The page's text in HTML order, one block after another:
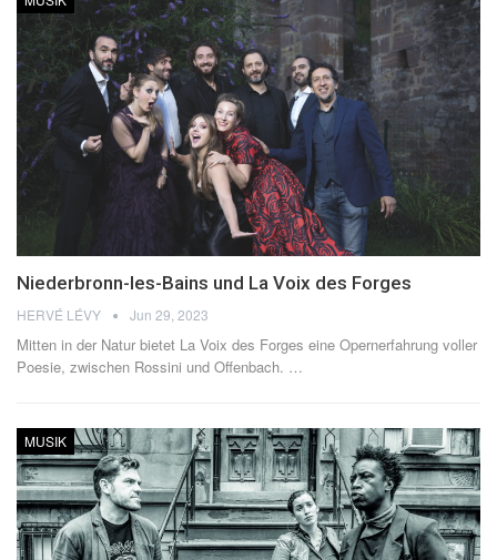
Niederbronn-les-Bains und La Voix des Forges
HERVÉ LÉVY Jun 29, 2023
Mitten in der Natur bietet La Voix des Forges eine Opernerfahrung voller
Poesie, zwischen Rossini und Offenbach. …
MUSIK